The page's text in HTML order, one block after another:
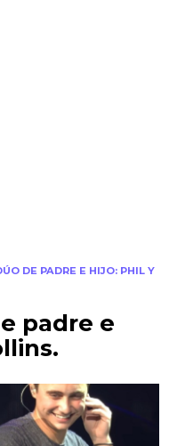
DE PADRE E HIJO: PHIL Y
padre e